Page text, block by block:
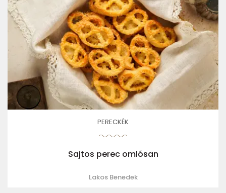
PERECKÉK
Sajtos perec omlósan
Lakos Benedek